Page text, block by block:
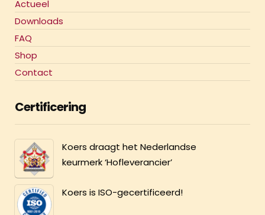
Actueel
Downloads
FAQ
Shop
Contact
Certificering
Koers draagt het Nederlandse
keurmerk ‘Hofleverancier’
Koers is ISO-gecertificeerd!